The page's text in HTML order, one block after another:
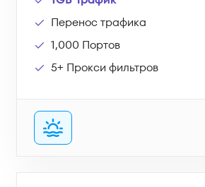
Перенос трафика
1,000 Портов
5+ Прокси фильтров